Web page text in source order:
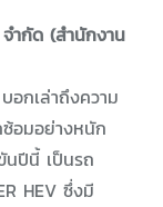
ำกัด (สำนักงาน
บอกเล่าถึงความ
ซ้อมอย่างหนัก
นปีนี้ เป็นรถ
HEV ซึ่งมี